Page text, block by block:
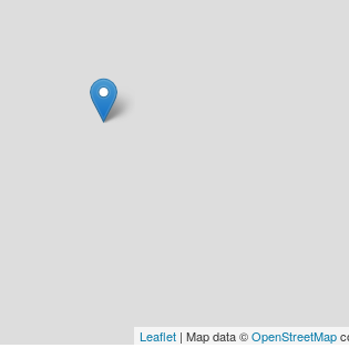
Leaflet | Map data ©OpenStreetMap